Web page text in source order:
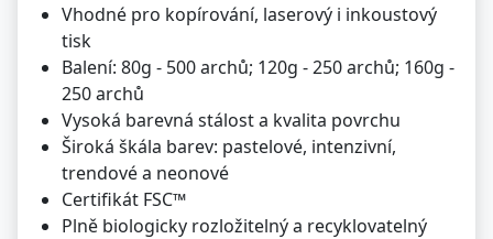
Vhodné pro kopírování, laserový i inkoustový
tisk
Balení: 80g - 500 archů; 120g - 250 archů; 160g -
250 archů
Vysoká barevná stálost a kvalita povrchu
Široká škála barev: pastelové, intenzivní,
trendové a neonové
Certifikát FSC™
Plně biologicky rozložitelný a recyklovatelný